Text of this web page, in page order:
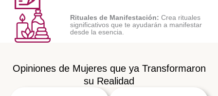
Rituales de Manifestación: Crea rituales
significativos que te ayudarán a manifestar
desde la esencia.
Opiniones de Mujeres que ya Transformaron
su Realidad